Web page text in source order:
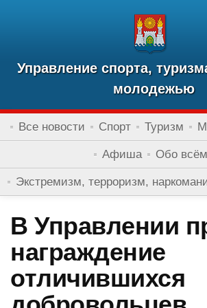
Управление спорта,
молодежью
Все новости Спорт Туризм
Афиша Обо всём
Экстремизм, терроризм,
В Управлении
награждение
отличившихся